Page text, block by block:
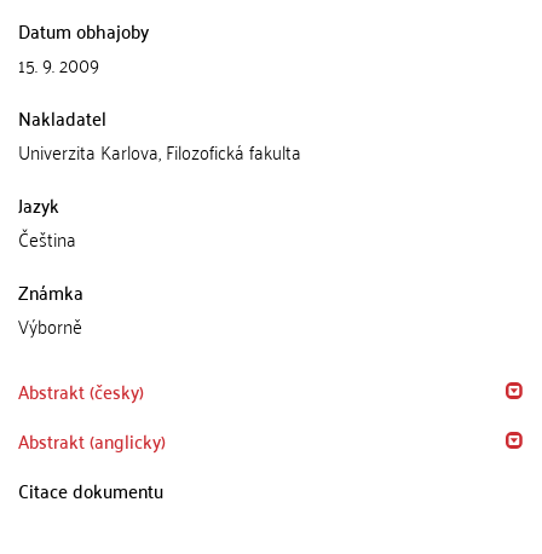
Datum obhajoby
15. 9. 2009
Nakladatel
Univerzita Karlova, Filozofická fakulta
Jazyk
Čeština
Známka
Výborně
Abstrakt (česky)
Abstrakt (anglicky)
Citace dokumentu